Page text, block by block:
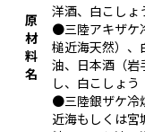
原
材
料
名
洋酒、白こしょ
●三陸アキザケ
槌近海天然）、
油、日本酒（岩
し、白こしょう
●三陸銀ザケ冷
近海もしくは宮